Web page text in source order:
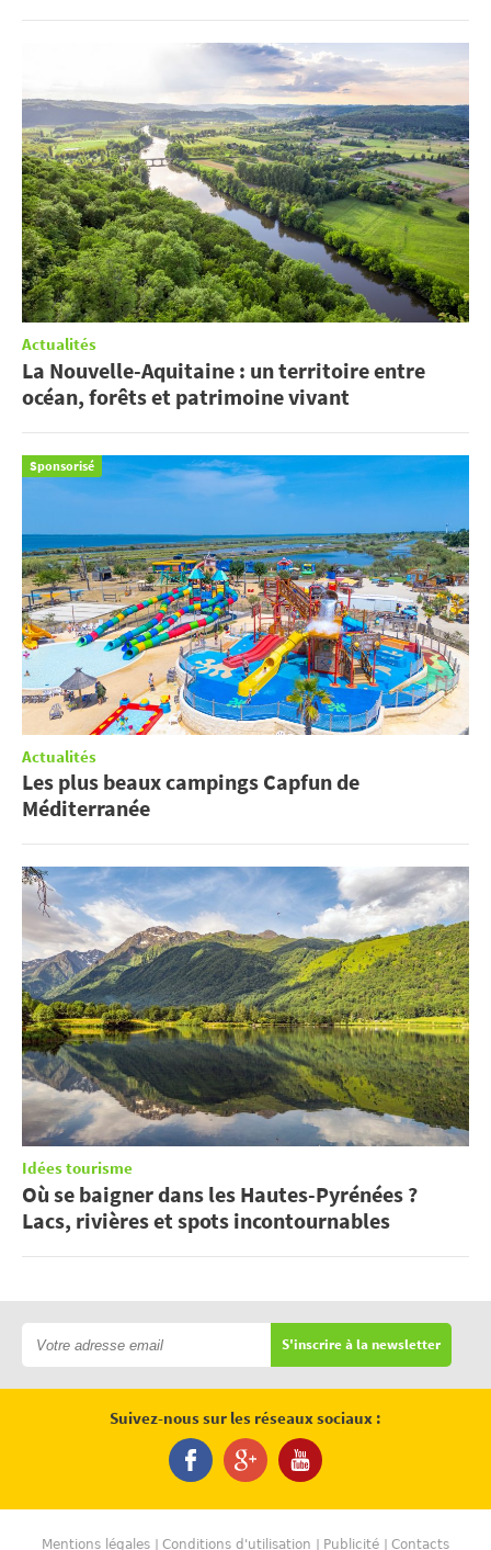
Actualités
La Nouvelle-Aquitaine : un territoire entre
océan, forêts et patrimoine vivant
Sponsorisé
Actualités
Les plus beaux campings Capfun de
Méditerranée
Idées tourisme
Où se baigner dans les Hautes-Pyrénées ?
Lacs, rivières et spots incontournables
S'inscrire à la newsletter
Suivez-nous sur les réseaux sociaux :
Mentions légales Conditions d'utilisation Publicité Contacts